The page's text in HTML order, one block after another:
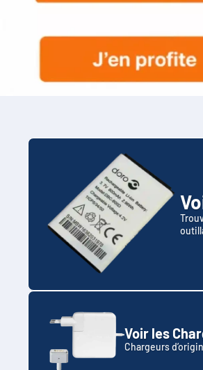
Voir les
Chargeurs